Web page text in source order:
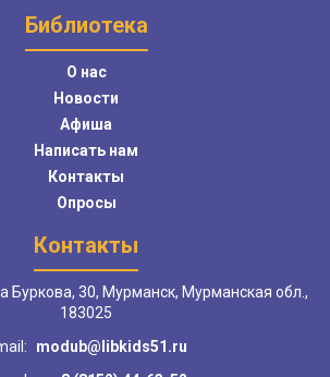
Библиотека
О нас
Новости
Афиша
Написать нам
Контакты
Опросы
Контакты
Буркова, 30, Мурманск, Мурманская обл.,
183025
modub@libkids51.ru